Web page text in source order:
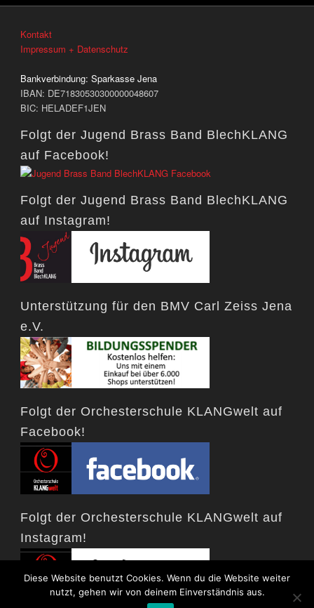
Kontakt
Impressum + Datenschutz
Bankverbindung: Sparkasse Jena
IBAN: DE71830530300000048607
BIC: HELADEF1JEN
Folgt der Jugend Brass Band BlechKLANG
auf Facebook!
Folgt der Jugend Brass Band BlechKLANG
auf Instagram!
Unterstützung für den BMV Carl Zeiss Jena
e.V.
Folgt der Orchesterschule KLANGwelt auf
Facebook!
Folgt der Orchesterschule KLANGwelt auf
Instagram!
Diese Website benutzt Cookies. Wenn du die Website weiter
nutzt, gehen wir von deinem Einverständnis aus.